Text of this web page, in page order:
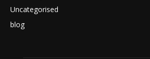
Uncategorised
blog